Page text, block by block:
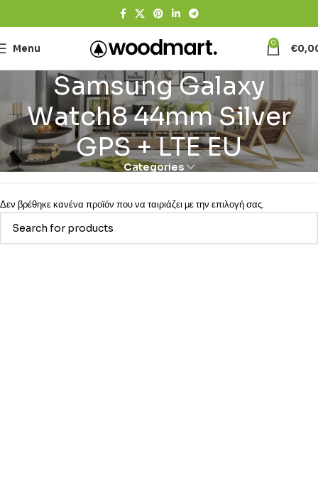
Menu 0 €
Samsung Galaxy
Watch8 44mm Silver
GPS + LTE EU
Categories
Δεν βρέθηκε κανένα προϊόν που να ταιριάζει με την επιλογή σας.